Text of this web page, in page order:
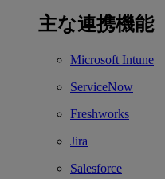
主な連携機能
Microsoft Intune
ServiceNow
Freshworks
Jira
Salesforce